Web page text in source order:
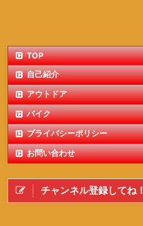
TOP
自己紹介
アウトドア
バイク
プライバシーポリシー
お問い合わせ
チャンネル登録してね！